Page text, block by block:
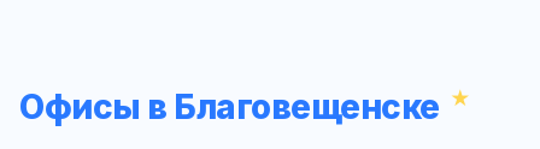
Офисы в Благовещенске